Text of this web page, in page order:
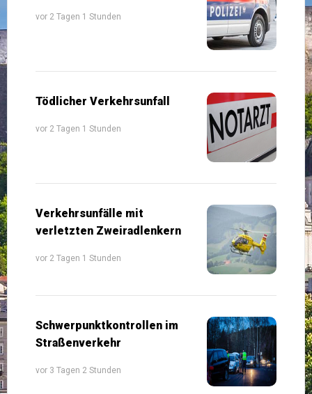
vor 2 Tagen 1 Stunden
Tödlicher Verkehrsunfall
vor 2 Tagen 1 Stunden
Verkehrsunfälle mit
verletzten Zweiradlenkern
vor 2 Tagen 1 Stunden
Schwerpunktkontrollen im
Straßenverkehr
vor 3 Tagen 2 Stunden